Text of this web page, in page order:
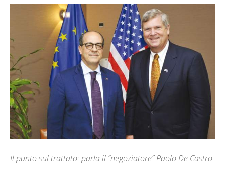
Il punto sul trattato: parla il “negoziatore” Paolo De Castro